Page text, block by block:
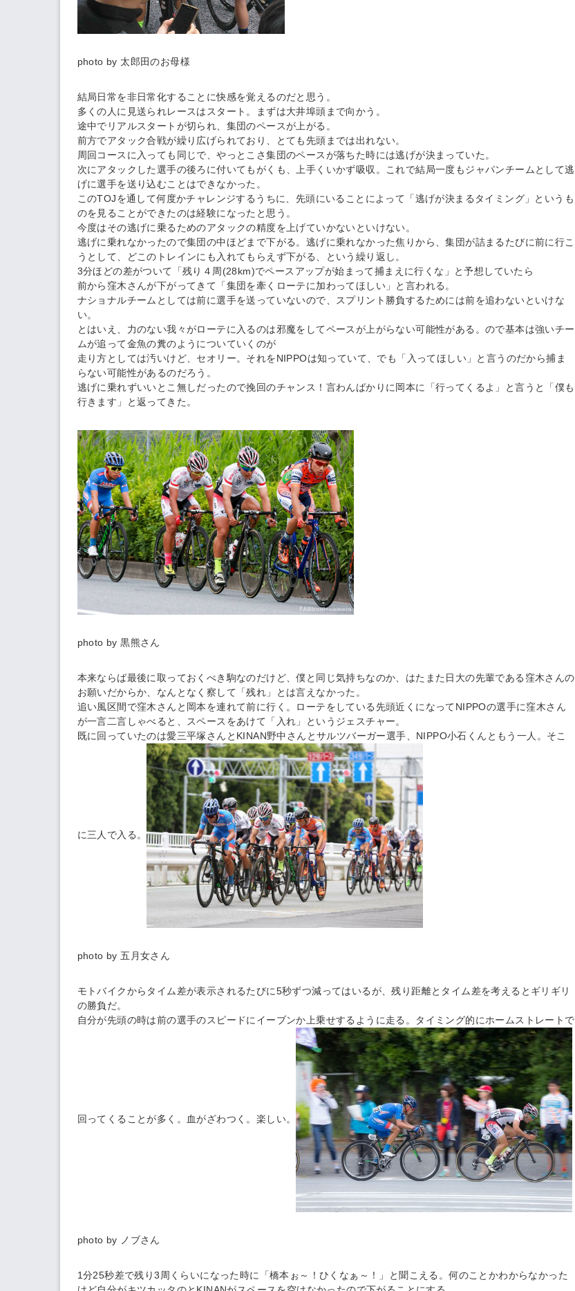
photo by 太郎田のお母様
結局日常を非日常化することに快感を覚えるのだと思う。
多くの人に見送られレースはスタート。まずは大井埠頭まで向かう。
途中でリアルスタートが切られ、集団のペースが上がる。
前方でアタック合戦が繰り広げられており、とても先頭までは出れない。
周回コースに入っても同じで、やっとこさ集団のペースが落ちた時には逃げが決まっていた。
次にアタックした選手の後ろに付いてもがくも、上手くいかず吸収。これで結局一度もジャパンチームとして逃
げに選手を送り込むことはできなかった。
このTOJを通して何度かチャレンジするうちに、先頭にいることによって「逃げが決まるタイミング」というも
のを見ることができたのは経験になったと思う。
今度はその逃げに乗るためのアタックの精度を上げていかないといけない。
逃げに乗れなかったので集団の中ほどまで下がる。逃げに乗れなかった焦りから、集団が詰まるたびに前に行こ
うとして、どこのトレインにも入れてもらえず下がる、という繰り返し。
3分ほどの差がついて「残り４周(28km)でペースアップが始まって捕まえに行くな」と予想していたら
前から窪木さんが下がってきて「集団を牽くローテに加わってほしい」と言われる。
ナショナルチームとしては前に選手を送っていないので、スプリント勝負するためには前を追わないといけな
い。
とはいえ、力のない我々がローテに入るのは邪魔をしてペースが上がらない可能性がある。ので基本は強いチー
ムが追って金魚の糞のようについていくのが
走り方としては汚いけど、セオリー。それをNIPPOは知っていて、でも「入ってほしい」と言うのだから捕ま
らない可能性があるのだろう。
逃げに乗れずいいとこ無しだったので挽回のチャンス！言わんばかりに岡本に「行ってくるよ」と言うと「僕も
行きます」と返ってきた。
photo by 黒熊さん
本来ならば最後に取っておくべき駒なのだけど、僕と同じ気持ちなのか、はたまた日大の先輩である窪木さんの
お願いだからか、なんとなく察して「残れ」とは言えなかった。
追い風区間で窪木さんと岡本を連れて前に行く。ローテをしている先頭近くになってNIPPOの選手に窪木さん
が一言二言しゃべると、スペースをあけて「入れ」というジェスチャー。
既に回っていたのは愛三平塚さんとKINAN野中さんとサルツバーガー選手、NIPPO小石くんともう一人。そこ
に三人で入る。
photo by 五月女さん
モトバイクからタイム差が表示されるたびに5秒ずつ減ってはいるが、残り距離とタイム差を考えるとギリギリ
の勝負だ。
自分が先頭の時は前の選手のスピードにイーブンか上乗せするように走る。タイミング的にホームストレートで
回ってくることが多く。血がざわつく。楽しい。
photo by ノブさん
1分25秒差で残り3周くらいになった時に「橋本ぉ～！ひくなぁ～！」と聞こえる。何のことかわからなかった